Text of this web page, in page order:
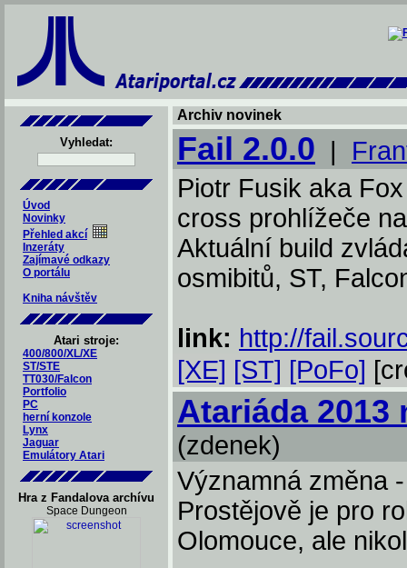
Vyhledat:
Úvod
Novinky
Přehled akcí
Inzeráty
Zajímavé odkazy
O portálu
Kniha návštěv
Atari stroje:
400/800/XL/XE
ST/STE
TT030/Falcon
Portfolio
PC
herní konzole
Lynx
Jaguar
Emulátory Atari
Hra z Fandalova archívu
Space Dungeon
Archiv novinek
Fail 2.0.0 |
Piotr Fusik aka
cross prohlížeče
Aktuální build
osmibitů, ST,
link: http://
[XE] [ST] [PoFo]
Atariáda 2013
(zdenek)
Významná změna
Prostějově je pro
Olomouce, ale